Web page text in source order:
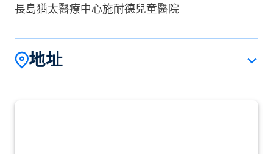
長島猶太醫療中心施耐德兒童醫院
地址